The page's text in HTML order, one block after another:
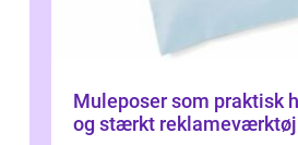
Muleposer som praktisk
og stærkt reklameværktøj